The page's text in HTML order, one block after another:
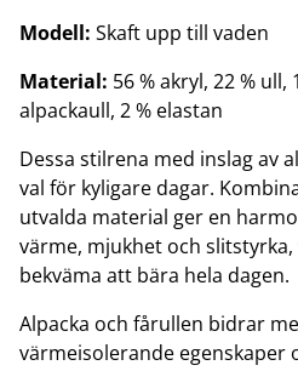
Modell: Skaft upp till vaden
Material: 56 % akryl, 22 % ull,
alpackaull, 2 % elastan
Dessa stilrena med inslag av
val för kyligare dagar.
utvalda material ger en
värme, mjukhet och
bekväma att bära hela dagen.
Alpacka och fårullen bidrar
värmeisolerande egenskaper